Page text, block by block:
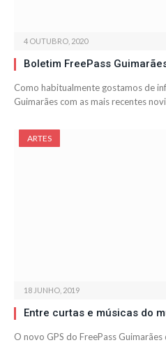
4 OUTUBRO, 2020
Boletim FreePass
Como habitualmente gostamos de
Guimarães com as mais recentes
ARTES
18 JUNHO, 2019
Entre curtas e músicas do
O novo GPS do FreePass